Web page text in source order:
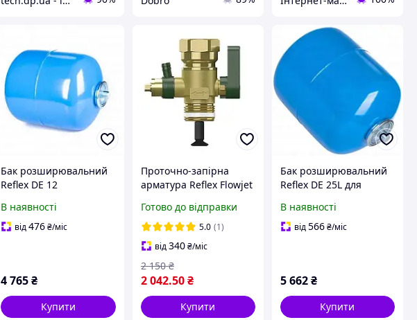
Бак розширювальний
Reflex DE 12
G3/4 7302013
В наявності
від476₴/міс
4 765₴
Купити
Проточно-запірна
арматура Reflex Flowjet
розширювального бака
Готово до відправки
5.0 (1)
від340 ₴/міс
2 042.50 ₴
2 150 ₴
Купити
Бак розширювальний
Reflex DE 25L для
водопостачання 10 бар
В наявності
від566₴/міс
5 662₴
Купити